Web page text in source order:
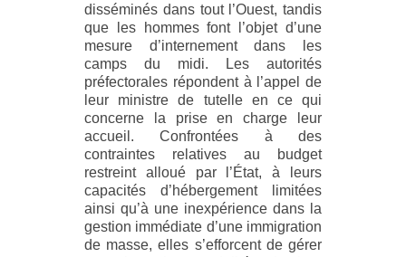
disséminés dans tout l’Ouest, tandis
que les hommes font l’objet d’une
mesure d’internement dans les
camps du midi. Les autorités
préfectorales répondent à l’appel de
leur ministre de tutelle en ce qui
concerne la prise en charge leur
accueil. Confrontées à des
contraintes relatives au budget
restreint alloué par l’État, à leurs
capacités d’hébergement limitées
ainsi qu’à une inexpérience dans la
gestion immédiate d’une immigration
de masse, elles s’efforcent de gérer